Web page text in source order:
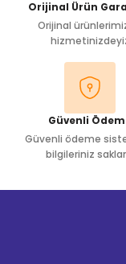
Orijinal Ürün
Orijinal
Güvenli
Güvenli ödeme
bilgileriniz